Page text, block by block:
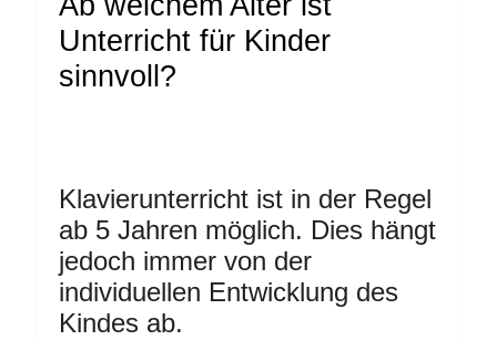
Unterricht für Kinder
sinnvoll?
Klavierunterricht ist in der Regel
ab 5 Jahren möglich. Dies hängt
jedoch immer von der
individuellen Entwicklung des
Kindes ab.